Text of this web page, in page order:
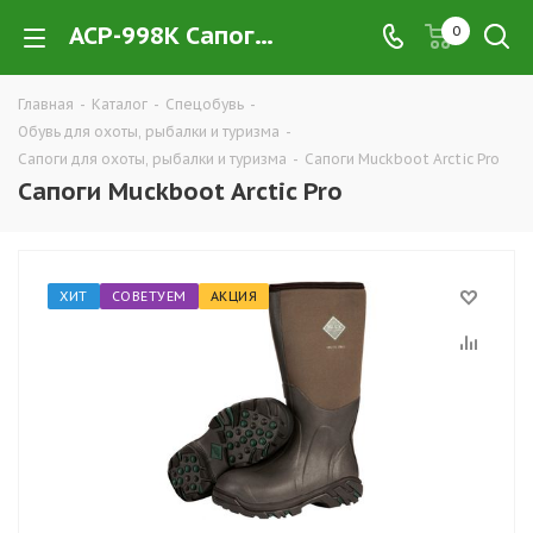
ACP-998K Сапоги Muckboot Arctic Pro купить в Екатеринбурге недорого оптом и в розницу — интернет-магазин экипировки и обуви для охоты, рыбалки и туризма от производителя, компания ТД УРАЛСИЗ 0
Главная - Каталог - Спецобувь -
Обувь для охоты, рыбалки и туризма -
Сапоги для охоты, рыбалки и туризма - Сапоги Muckboot Arctic Pro
Сапоги Muckboot Arctic Pro
ХИТ СОВЕТУЕМ АКЦИЯ